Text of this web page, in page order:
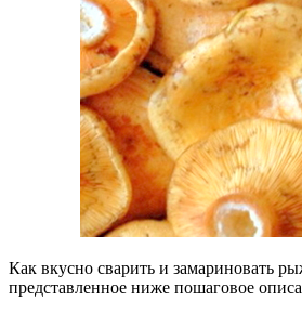
Как вкусно сварить и замариновать
представленное ниже пошаговое